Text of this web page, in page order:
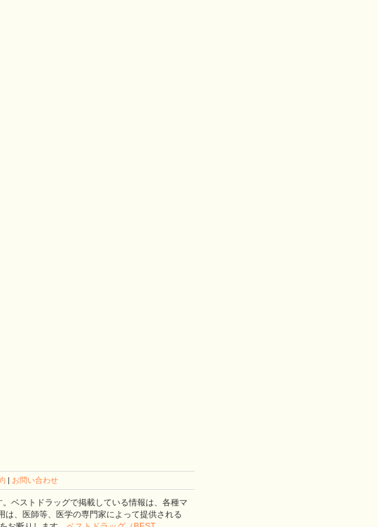
| お問い合わせ
ベストドラッグで掲載している情報は、各種マ
、医師等、医学の専門家によって提供される